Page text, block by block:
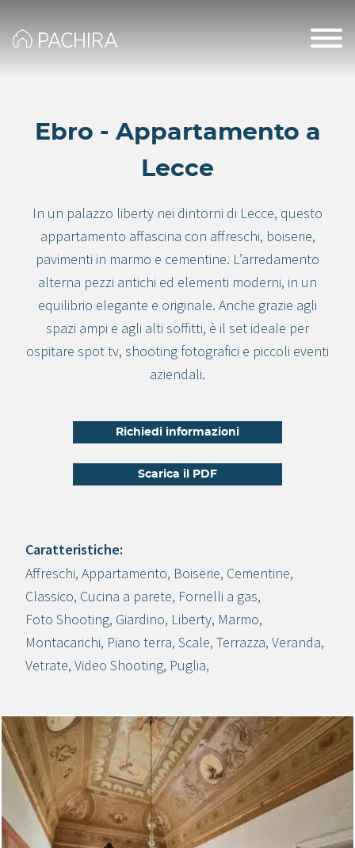
Ebro - Appartamento a
Lecce
In un palazzo liberty nei dintorni di Lecce, questo
appartamento affascina con affreschi, boiserie,
pavimenti in marmo e cementine. L’arredamento
alterna pezzi antichi ed elementi moderni, in un
equilibrio elegante e originale. Anche grazie agli
spazi ampi e agli alti soffitti, è il set ideale per
ospitare spot tv, shooting fotografici e piccoli eventi
aziendali.
Richiedi informazioni
Scarica il PDF
Crea progetto
Caratteristiche:
Affreschi, Appartamento, Boiserie, Cementine,
Classico, Cucina a parete, Fornelli a gas,
Foto Shooting, Giardino, Liberty, Marmo,
Montacarichi, Piano terra, Scale, Terrazza, Veranda,
Vetrate, Video Shooting, Puglia,